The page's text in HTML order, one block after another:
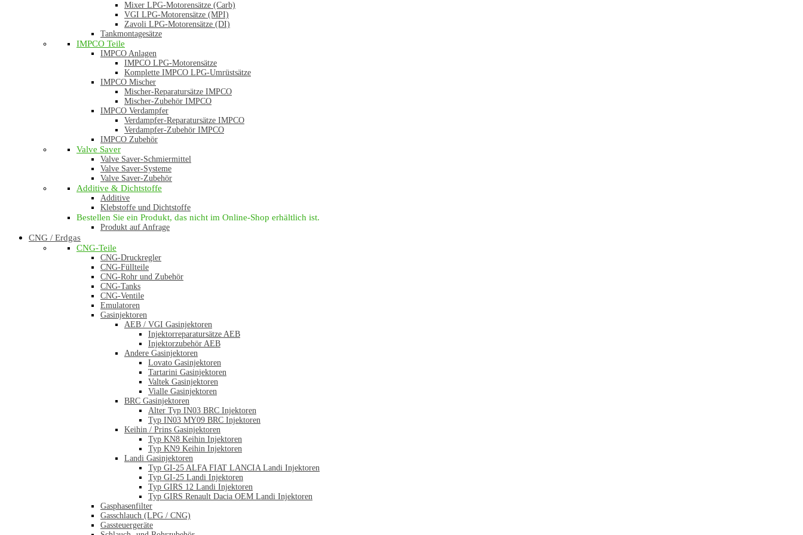
Mixer LPG-Motorensätze (Carb)
VGI LPG-Motorensätze (MPI)
Zavoli LPG-Motorensätze (DI)
Tankmontagesätze
IMPCO Teile
IMPCO Anlagen
IMPCO LPG-Motorensätze
Komplette IMPCO LPG-Umrüstsätze
IMPCO Mischer
Mischer-Reparatursätze IMPCO
Mischer-Zubehör IMPCO
IMPCO Verdampfer
Verdampfer-Reparatursätze IMPCO
Verdampfer-Zubehör IMPCO
IMPCO Zubehör
Valve Saver
Valve Saver-Schmiermittel
Valve Saver-Systeme
Valve Saver-Zubehör
Additive & Dichtstoffe
Additive
Klebstoffe und Dichtstoffe
Bestellen Sie ein Produkt, das nicht im Online-Shop erhältlich ist.
Produkt auf Anfrage
CNG / Erdgas
CNG-Teile
CNG-Druckregler
CNG-Füllteile
CNG-Rohr und Zubehör
CNG-Tanks
CNG-Ventile
Emulatoren
Gasinjektoren
AEB / VGI Gasinjektoren
Injektorreparatursätze AEB
Injektorzubehör AEB
Andere Gasinjektoren
Lovato Gasinjektoren
Tartarini Gasinjektoren
Valtek Gasinjektoren
Vialle Gasinjektoren
BRC Gasinjektoren
Alter Typ IN03 BRC Injektoren
Typ IN03 MY09 BRC Injektoren
Keihin / Prins Gasinjektoren
Typ KN8 Keihin Injektoren
Typ KN9 Keihin Injektoren
Landi Gasinjektoren
Typ GI-25 ALFA FIAT LANCIA Landi Injektoren
Typ GI-25 Landi Injektoren
Typ GIRS 12 Landi Injektoren
Typ GIRS Renault Dacia OEM Landi Injektoren
Gasphasenfilter
Gasschlauch (LPG / CNG)
Gassteuergeräte